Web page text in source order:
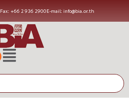
Fax: +66 2 936 2900E-mail: info@bia.or.th